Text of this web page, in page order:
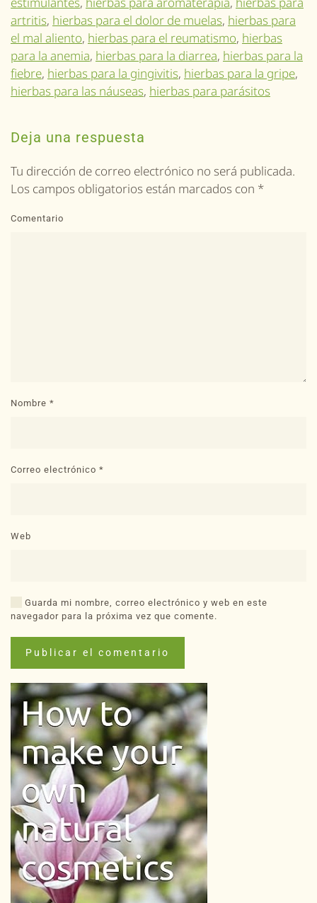
artritis, hierbas para el dolor de muelas, hierbas para
el mal aliento, hierbas para el reumatismo, hierbas
para la anemia, hierbas para la diarrea, hierbas para la
fiebre, hierbas para la gingivitis, hierbas para la gripe,
hierbas para las náuseas, hierbas para parásitos
Deja una respuesta
Tu dirección de correo electrónico no será publicada.
Los campos obligatorios están marcados con *
Comentario
Nombre *
Correo electrónico *
Web
Guarda mi nombre, correo electrónico y web en este
navegador para la próxima vez que comente.
Publicar el comentario